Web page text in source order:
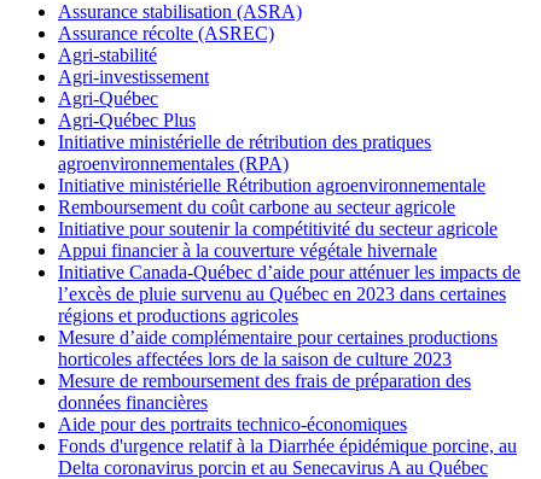
Assurance stabilisation (ASRA)
Assurance récolte (ASREC)
Agri-stabilité
Agri-investissement
Agri-Québec
Agri-Québec Plus
Initiative ministérielle de rétribution des pratiques
agroenvironnementales (RPA)
Initiative ministérielle Rétribution agroenvironnementale
Remboursement du coût carbone au secteur agricole
Initiative pour soutenir la compétitivité du secteur agricole
Appui financier à la couverture végétale hivernale
Initiative Canada-Québec d’aide pour atténuer les impacts de
l’excès de pluie survenu au Québec en 2023 dans certaines
régions et productions agricoles
Mesure d’aide complémentaire pour certaines productions
horticoles affectées lors de la saison de culture 2023
Mesure de remboursement des frais de préparation des
données financières
Aide pour des portraits technico-économiques
Fonds d'urgence relatif à la Diarrhée épidémique porcine, au
Delta coronavirus porcin et au Senecavirus A au Québec